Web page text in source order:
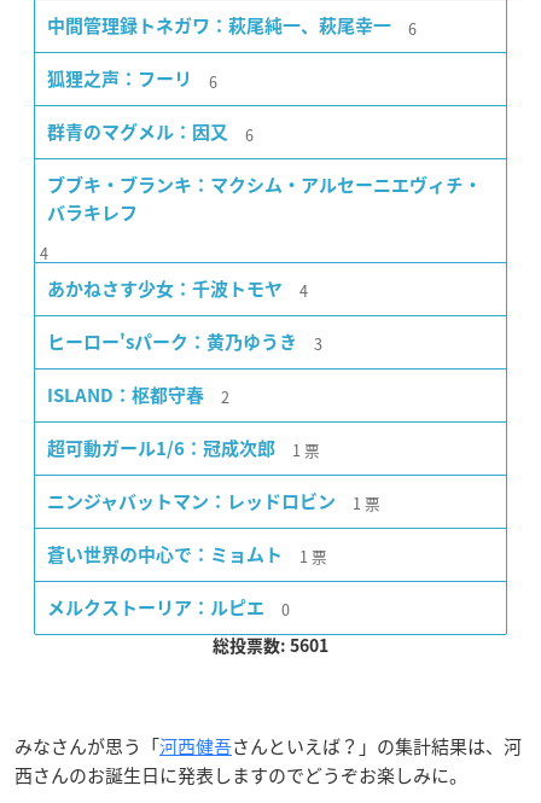
中間管理録トネガワ：萩尾純一、萩尾幸一 6
狐狸之声：フーリ 6
群青のマグメル：因又 6
ブブキ・ブランキ：マクシム・アルセーニエヴィチ・
バラキレフ
4
あかねさす少女：千波トモヤ 4
ヒーロー'sパーク：黄乃ゆうき 3
ISLAND：枢都守春 2
超可動ガール1/6：冠成次郎 1 票
ニンジャバットマン：レッドロビン 1 票
蒼い世界の中心で：ミョムト 1 票
メルクストーリア：ルピエ 0
総投票数: 5601
みなさんが思う「河西健吾さんといえば？」の集計結果は、河
西さんのお誕生日に発表しますのでどうぞお楽しみに。